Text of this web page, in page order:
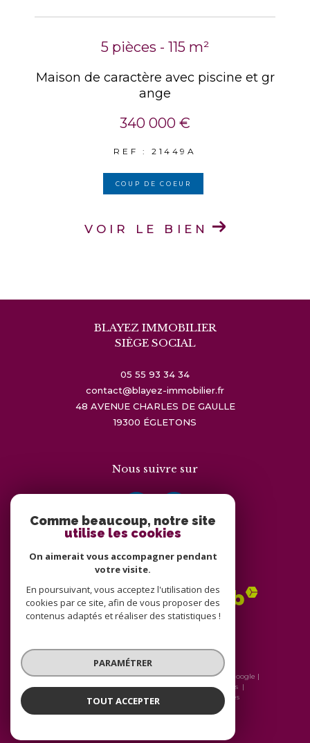
5 pièces - 115 m²
Maison de caractère avec piscine et gr
ange
340 000 €
REF : 21449A
COUP DE COEUR
VOIR LE BIEN
BLAYEZ IMMOBILIER
SIÈGE SOCIAL
05 55 93 34 34
contact@blayez-immobilier.fr
48 AVENUE CHARLES DE GAULLE
19300
ÉGLETONS
Nous suivre sur
Adhérents
© 2026 | Tous droits réservés | Traduction powered by Google |
Nos honoraires
Plan du site
Mentions légales
Admin
Nos liens Politique RGPD Cookies
Comme beaucoup, notre site
utilise les cookies
On aimerait vous accompagner pendant
votre visite.
En poursuivant, vous acceptez l'utilisation des
cookies par ce site, afin de vous proposer des
contenus adaptés et réaliser des statistiques !
PARAMÉTRER
TOUT ACCEPTER